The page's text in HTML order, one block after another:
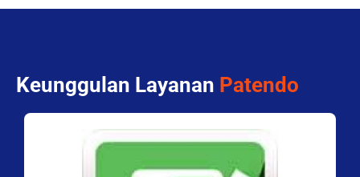
Keunggulan Layanan Patendo